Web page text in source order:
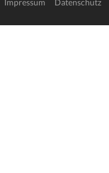
Impressum Datenschutz